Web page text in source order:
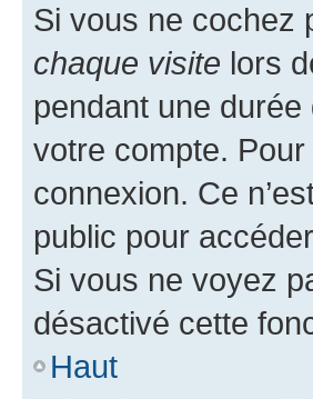
Si vous ne cochez
chaque visite lors
pendant une
votre compte.
connexion. Ce
public pour
Si vous ne voyez
désactivé cette
Haut